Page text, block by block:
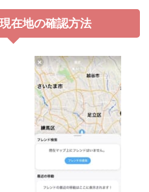
在地の確認方法